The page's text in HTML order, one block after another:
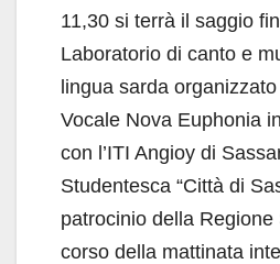
11,30 si terrà il saggio
Laboratorio di canto e
lingua sarda organizzato
Vocale Nova Euphonia
con l’ITI Angioy di
Studentesca “Città di
patrocinio della Regione
corso della mattinata